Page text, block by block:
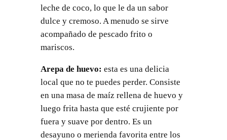
leche de coco, lo que le da un sabor
dulce y cremoso. A menudo se sirve
acompañado de pescado frito o
mariscos.
Arepa de huevo: esta es una delicia
local que no te puedes perder. Consiste
en una masa de maíz rellena de huevo y
luego frita hasta que esté crujiente por
fuera y suave por dentro. Es un
desayuno o merienda favorita entre los